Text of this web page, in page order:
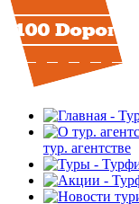
тур. агентстве